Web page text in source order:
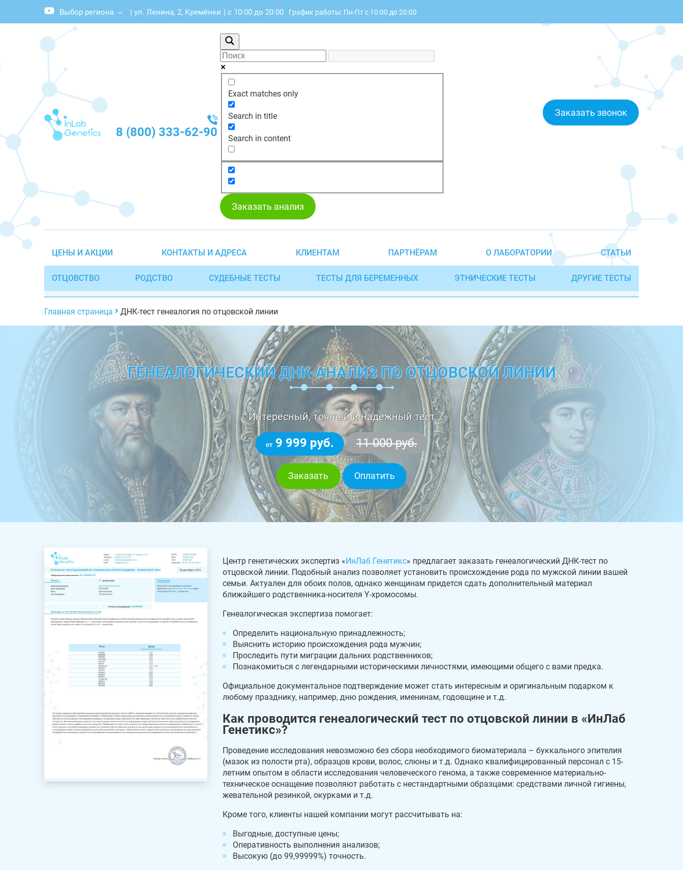
Выбор региона | ул. Ленина, 2, Кремёнки | с 10:00 до 20:00 График работы: Пн-Пт с 10:00 до 20:00
8 (800) 333-62-90
Exact matches only
Search in title
Search in content
Заказать звонок
Заказать анализ
ЦЕНЫ И АКЦИИ КОНТАКТЫ И АДРЕСА КЛИЕНТАМ ПАРТНЁРАМ О ЛАБОРАТОРИИ СТАТЬИ
ОТЦОВСТВО РОДСТВО СУДЕБНЫЕ ТЕСТЫ ТЕСТЫ ДЛЯ БЕРЕМЕННЫХ ЭТНИЧЕСКИЕ ТЕСТЫ ДРУГИЕ ТЕСТЫ
Главная страница ДНК-тест генеалогия по отцовской линии
ГЕНЕАЛОГИЧЕСКИЙ ДНК-АНАЛИЗ ПО ОТЦОВСКОЙ ЛИНИИ
Интересный, точный и надежный тест
от 9 999 руб. 11 000 руб.
Заказать Оплатить
Центр генетических экспертиз «ИнЛаб Генетикс» предлагает заказать генеалогический ДНК-тест по
отцовской линии. Подобный анализ позволяет установить происхождение рода по мужской линии вашей
семьи. Актуален для обоих полов, однако женщинам придется сдать дополнительный материал
ближайшего родственника-носителя Y-хромосомы.
Генеалогическая экспертиза помогает:
Определить национальную принадлежность;
Выяснить историю происхождения рода мужчин;
Проследить пути миграции дальних родственников;
Познакомиться с легендарными историческими личностями, имеющими общего с вами предка.
Официальное документальное подтверждение может стать интересным и оригинальным подарком к
любому празднику, например, дню рождения, именинам, годовщине и т.д.
Как проводится генеалогический тест по отцовской линии в «ИнЛаб
Генетикс»?
Проведение исследования невозможно без сбора необходимого биоматериала – буккального эпителия
(мазок из полости рта), образцов крови, волос, слюны и т.д. Однако квалифицированный персонал с 15-
летним опытом в области исследования человеческого генома, а также современное материально-
техническое оснащение позволяют работать с нестандартными образцами: средствами личной гигиены,
жевательной резинкой, окурками и т.д.
Кроме того, клиенты нашей компании могут рассчитывать на:
Выгодные, доступные цены;
Оперативность выполнения анализов;
Высокую (до 99,99999%) точность.